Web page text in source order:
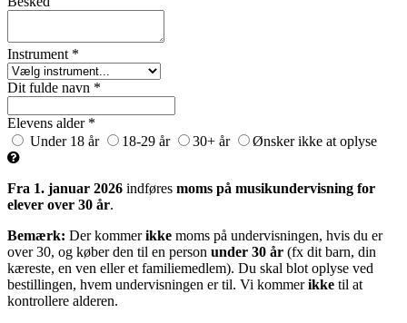
Instrument *
Dit fulde navn *
Elevens alder *
Under 18 år
18-29 år 30+ år Ønsker ikke at oplyse
Fra 1. januar 2026 indføres moms på musikundervisning for
elever over 30 år.
Bemærk: Der kommerikke moms på undervisningen, hvis du er
over 30, og køber den til en person under 30 år (fx dit barn, din
kæreste, en ven eller et familiemedlem). Du skal blot oplyse ved
bestillingen, hvem undervisningen er til. Vi kommerikke til at
kontrollere alderen.